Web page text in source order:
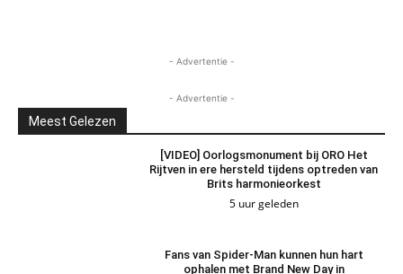
- Advertentie -
- Advertentie -
Meest Gelezen
[VIDEO] Oorlogsmonument bij ORO Het
Rijtven in ere hersteld tijdens optreden van
Brits harmonieorkest
5 uur geleden
Fans van Spider-Man kunnen hun hart
ophalen met Brand New Day in